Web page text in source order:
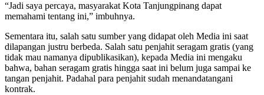
“Jadi saya percaya, masyarakat Kota Tanjungpinang dapat
memahami tentang ini,” imbuhnya.
Sementara itu, salah satu sumber yang didapat oleh Media ini saat
dilapangan justru berbeda. Salah satu penjahit seragam gratis (yang
tidak mau namanya dipublikasikan), kepada Media ini mengaku
bahwa, bahan seragam gratis hingga saat ini belum juga sampai ke
tangan penjahit. Padahal para penjahit sudah menandatangani
kontrak.